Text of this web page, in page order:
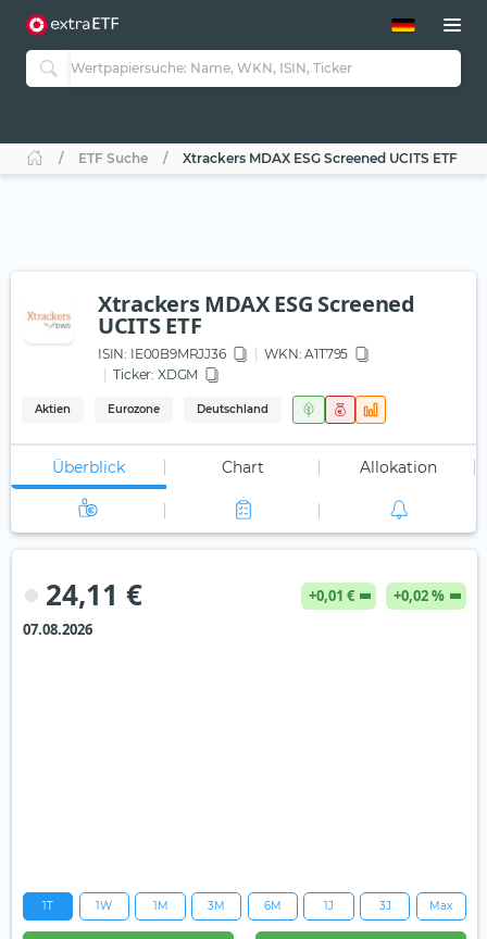
ETF-Guide 2.0
Guide Aktive ETFs
ETF-Sparpläne
ETF Suche Xtrackers MDAX ESG Screened UCITS ETF
Xtrackers MDAX ESG Screened
UCITS ETF
ISIN: IE00B9MRJJ36 WKN: A1T795
Ticker: XDGM
Aktien Eurozone Deutschland
Überblick Chart Allokation
24,11 € +0,01 €
+0,02 %
07.08.2026
1T 1W 1M 3M 6M 1J 3J Max